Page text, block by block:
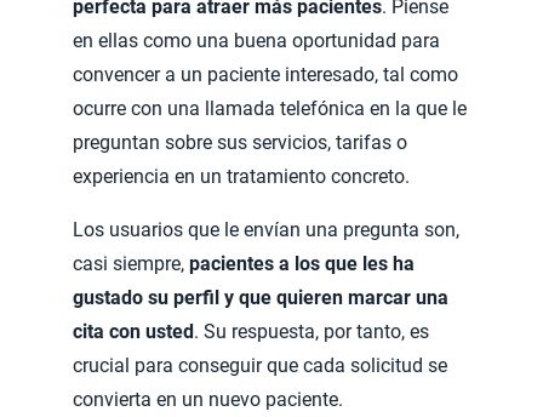
perfecta para atraer más pacientes. Piense
en ellas como una buena oportunidad para
convencer a un paciente interesado, tal como
ocurre con una llamada telefónica en la que le
preguntan sobre sus servicios, tarifas o
experiencia en un tratamiento concreto.
Los usuarios que le envían una pregunta son,
casi siempre, pacientes a los que les ha
gustado su perfil y que quieren marcar una
cita con usted. Su respuesta, por tanto, es
crucial para conseguir que cada solicitud se
convierta en un nuevo paciente.